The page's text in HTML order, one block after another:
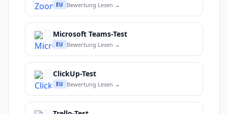
EU Bewertung Lesen →
Microsoft Teams-Test
EU Bewertung Lesen →
ClickUp-Test
EU Bewertung Lesen →